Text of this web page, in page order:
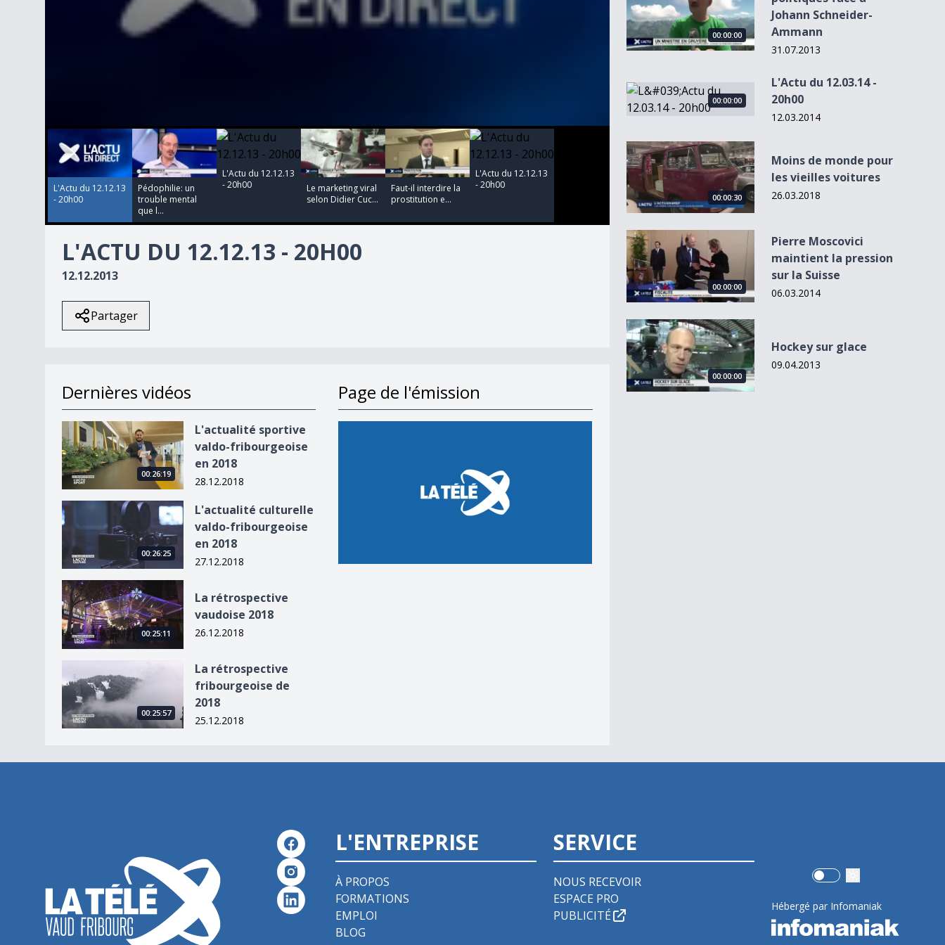
0
seconds
secondsVolume
90%
L'Actu du 12.12.13
- 20h00
Pédophilie: un
trouble mental
que l...
L'Actu du 12.12.13
- 20h00
Le marketing viral
selon Didier Cuc...
Faut-il interdire la
prostitution e...
L'Actu du 12.12.13
- 20h00
L'ACTU DU 12.12.13 - 20H00
12.12.2013
Partager
Dernières vidéos
L&#039;actualité sportive valdo-fribourgeoise en 2018
00:26:19
L'actualité sportive
valdo-fribourgeoise
en 2018
28.12.2018
L&#039;actualité culturelle valdo-fribourgeoise en 2018
00:26:25
L'actualité culturelle
valdo-fribourgeoise
en 2018
27.12.2018
La rétrospective vaudoise 2018
00:25:11
La rétrospective
vaudoise 2018
26.12.2018
La rétrospective fribourgeoise de 2018
00:25:57
La rétrospective
fribourgeoise de
2018
25.12.2018
Page de l'émission
00:00:00
Johann Schneider-
Ammann
31.07.2013
L&#039;Actu du 12.03.14 - 20h00
00:00:00
L'Actu du 12.03.14 -
20h00
12.03.2014
Moins de monde pour les vieilles voitures
00:00:30
Moins de monde pour
les vieilles voitures
26.03.2018
Pierre Moscovici maintient la pression sur la Suisse
00:00:00
Pierre Moscovici
maintient la pression
sur la Suisse
06.03.2014
Hockey sur glace
00:00:00
Hockey sur glace
09.04.2013
L'ENTREPRISE
À PROPOS
FORMATIONS
EMPLOI
BLOG
SERVICE
NOUS RECEVOIR
ESPACE PRO
PUBLICITÉ
Use setting
Hébergé par Infomaniak